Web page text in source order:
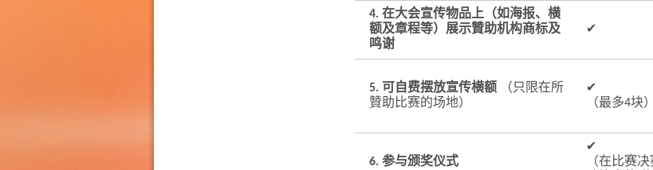
4. 在大会宣传物品上（如海报、横
额及章程等）展示贊助机构商标及
鸣谢
✔
5. 可自费摆放宣传横额（只限在所
贊助比赛的场地）
✔
（最多4块）
6. 参与颁奖仪式
✔
（在比赛